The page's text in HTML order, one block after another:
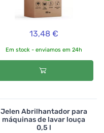
13,48 €
Em stock - enviamos em 24h
Jelen Abrilhantador para
máquinas de lavar louça
0,5 l